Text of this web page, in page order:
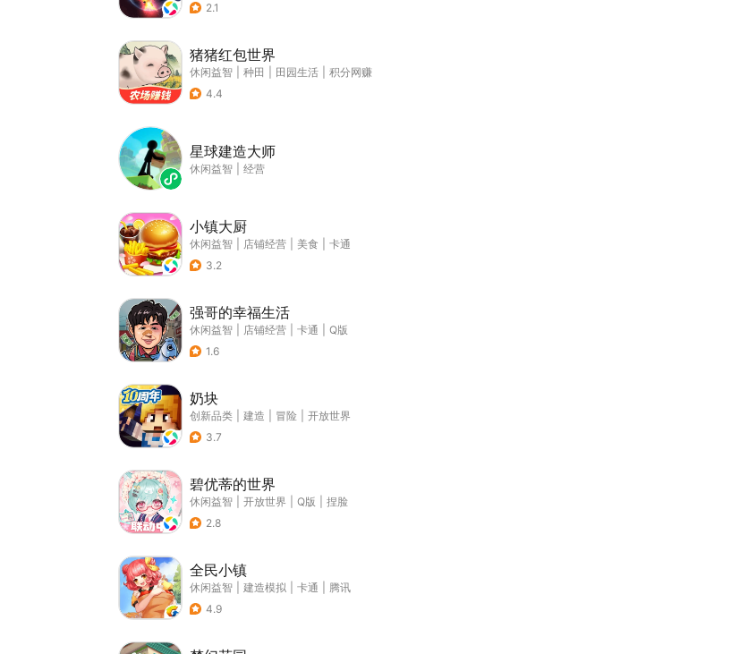
2.1
猪猪红包世界
休闲益智 种田 田园生活
积分网赚
4.4
星球建造大师
休闲益智 经营
小镇大厨
休闲益智 店铺经营 美食
卡通
3.2
强哥的幸福生活
休闲益智 店铺经营 卡通
Q版
1.6
奶块
创新品类 建造 冒险
开放世界
3.7
碧优蒂的世界
休闲益智 开放世界 Q版
捏脸
2.8
全民小镇
休闲益智 建造模拟 卡通
腾讯
4.9